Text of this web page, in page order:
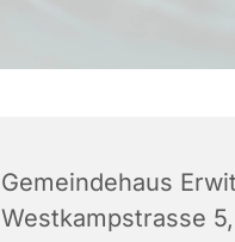
Gemeindehaus
Westkampstrasse 5,